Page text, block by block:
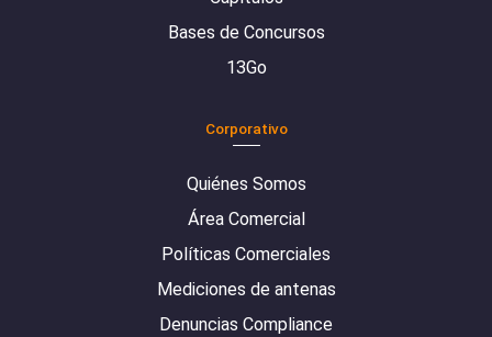
Bases de Concursos
13Go
Corporativo
Quiénes Somos
Área Comercial
Políticas Comerciales
Mediciones de antenas
Denuncias Compliance